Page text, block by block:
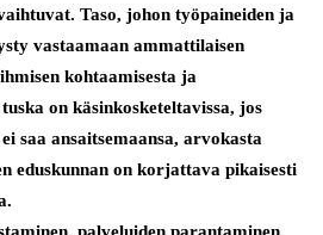
Taso, johon työpaineiden ja
vastaamaan ammattilaisen
kohtaamisesta ja
on käsinkosketeltavissa, jos
saa ansaitsemaansa, arvokasta
eduskunnan on korjattava pikaisesti
palveluiden parantaminen,